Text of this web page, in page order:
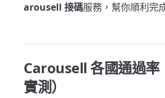
arousell 接碼服務，幫你順利完
Carousell 各國通過率
實測）